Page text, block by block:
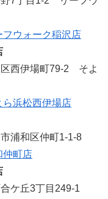
ウォーク稲沢店
区西伊場町79-2 そよ
浜松西伊場店
浦和区仲町1-1-8
仲町店
ケ丘3丁目249-1